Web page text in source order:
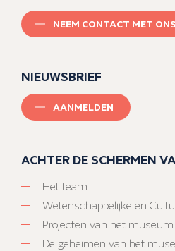
NEEM CONTACT MET
NIEUWSBRIEF
AANMELDEN
ACHTER DE SCHERMEN
Het team
Wetenschappelijke en
Projecten van het museum
De geheimen van het